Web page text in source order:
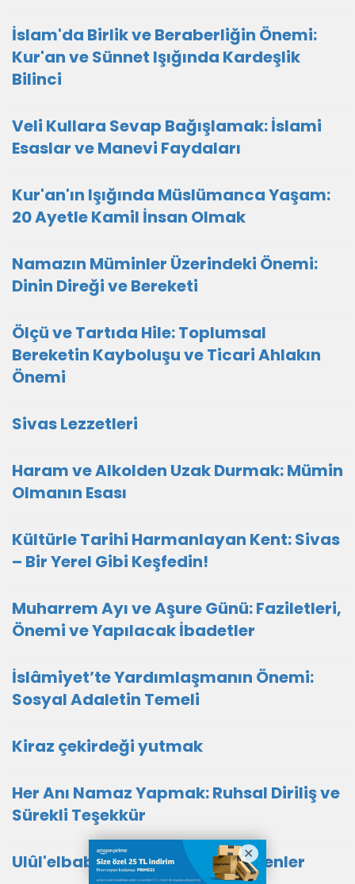
İslam'da Birlik ve Beraberliğin Önemi:
Kur'an ve Sünnet Işığında Kardeşlik
Bilinci
Veli Kullara Sevap Bağışlamak: İslami
Esaslar ve Manevi Faydaları
Kur'an'ın Işığında Müslümanca Yaşam:
20 Ayetle Kamil İnsan Olmak
Namazın Müminler Üzerindeki Önemi:
Dinin Direği ve Bereketi
Ölçü ve Tartıda Hile: Toplumsal
Bereketin Kayboluşu ve Ticari Ahlakın
Önemi
Sivas Lezzetleri
Haram ve Alkolden Uzak Durmak: Mümin
Olmanın Esası
Kültürle Tarihi Harmanlayan Kent: Sivas
– Bir Yerel Gibi Keşfedin!
Muharrem Ayı ve Aşure Günü: Faziletleri,
Önemi ve Yapılacak İbadetler
İslâmiyet’te Yardımlaşmanın Önemi:
Sosyal Adaletin Temeli
Kiraz çekirdeği yutmak
Her Anı Namaz Yapmak: Ruhsal Diriliş ve
Sürekli Teşekkür
Ulûl'elbab: Allah'ı Her An Zikredenler